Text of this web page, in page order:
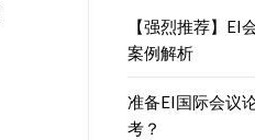
【强烈推荐】EI
案例解析
准备EI国际会议
考？